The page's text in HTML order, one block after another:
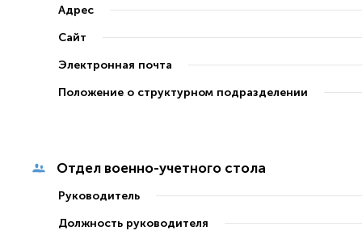
Адрес
Сайт
Электронная почта
Положение о структурном подразделении
Отдел военно-учетного стола
Руководитель
Должность руководителя